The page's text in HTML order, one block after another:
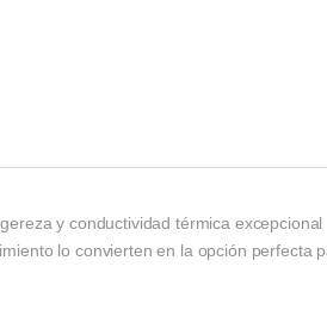
y conductividad térmica excepcional
lo convierten en la opción perfecta